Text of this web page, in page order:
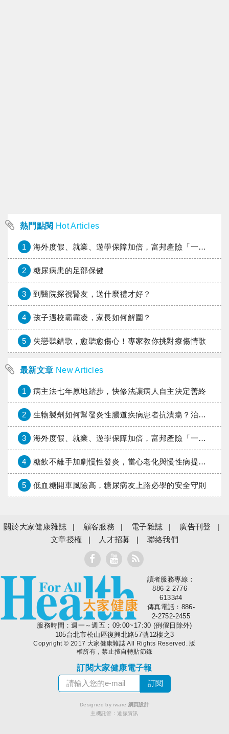
熱門點閱 Hot Articles
1 海外度假、就業、遊學保障加倍，富邦產險「一期逐夢」專案加碼遠距醫療與緊急救援
2 糖尿病患的足部保健
3 到醫院探視腎友，送什麼禮才好？
4 孩子遇校霸霸凌，家長如何解圍？
5 失戀聽錯歌，愈聽愈傷心！專家教你挑對療傷情歌
最新文章 New Articles
1 病主法七年原地踏步，快修法讓病人自主決定善終
2 生物製劑如何幫發炎性腸道疾病患者抗潰瘍？治療進展與健保給付困境一次看
3 海外度假、就業、遊學保障加倍，富邦產險「一期逐夢」專案加碼遠距醫療與緊急救援
4 糖飲不離手加劇慢性發炎，當心老化與慢性病提早報到
5 低血糖開車風險高，糖尿病友上路必學的安全守則
關於大家健康雜誌 顧客服務 電子雜誌
廣告刊登
文章授權
人才招募 聯絡我們
大家健康
讀者服務專線：
886-2-2776-
6133#4
傳真電話：886-
2-2752-2455
服務時間：週一～週五：09:00~17:30 (例假日除外)
105台北市松山區復興北路57號12樓之3
Copyright © 2017 大家健康雜誌 All Rights Reserved. 版
權所有，禁止擅自轉貼節錄
訂閱大家健康電子報
Designed by iware 網頁設計
主機託管：遠振資訊